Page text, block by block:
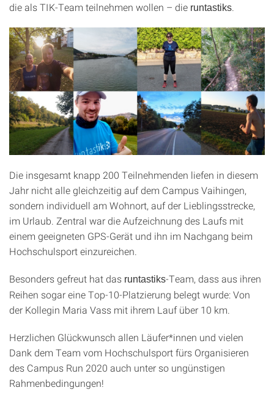
die als TIK-Team teilnehmen wollen – die runtastiks
Die insgesamt knapp 200 Teilnehmenden liefen in diesem
Jahr nicht alle gleichzeitig auf dem Campus Vaihingen,
sondern individuell am Wohnort, auf der Lieblingsstrecke,
im Urlaub. Zentral war die Aufzeichnung des Laufs mit
einem geeigneten GPS-Gerät und ihn im Nachgang beim
Hochschulsport einzureichen.
Besonders gefreut hat das runtastiks-Team, dass aus ihren
Reihen sogar eine Top-10-Platzierung belegt wurde: Von
der Kollegin Maria Vass mit ihrem Lauf über 10 km.
Herzlichen Glückwunsch allen Läufer*innen und vielen
Dank dem Team vom Hochschulsport fürs Organisieren
des Campus Run 2020 auch unter so ungünstigen
Rahmenbedingungen!